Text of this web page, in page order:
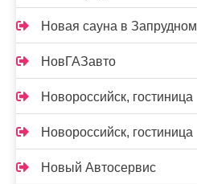
Новая сауна в Запрудном
НовГАЗавто
Новороссийск, гостиница
Новороссийск, гостиница
Новый Автосервис